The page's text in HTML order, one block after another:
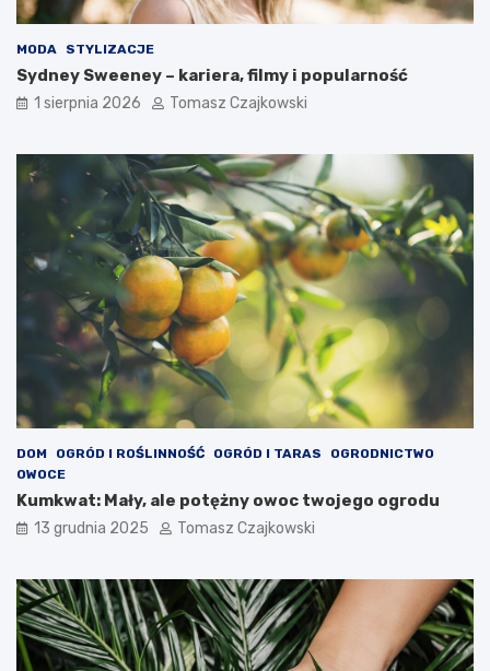
MODA STYLIZACJE
Sydney Sweeney – kariera, filmy i popularność
1 sierpnia 2026 Tomasz Czajkowski
DOM OGRÓD I ROŚLINNOŚĆ OGRÓD I TARAS
OGRODNICTWO
OWOCE
Kumkwat: Mały, ale potężny owoc twojego ogrodu
13 grudnia 2025 Tomasz Czajkowski